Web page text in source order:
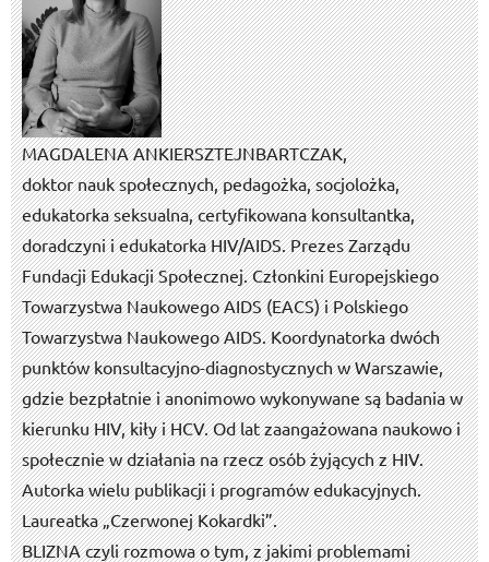
MAGDALENA ANKIERSZTEJN­BARTCZAK,
doktor nauk społecznych, pedagożka, socjolożka,
edukatorka seksualna, certyfikowana konsultantka,
doradczyni i edukatorka HIV/AIDS. Prezes Zarządu
Fundacji Edukacji Społecznej. Członkini Europejskiego
Towarzystwa Naukowego AIDS (EACS) i Polskiego
Towarzystwa Naukowego AIDS. Koordynatorka dwóch
punktów konsultacyjno-diagnostycznych w Warszawie,
gdzie bezpłatnie i anonimowo wykonywane są badania w
kierunku HIV, kiły i HCV. Od lat zaangażowana naukowo i
społecznie w działania na rzecz osób żyjących z HIV.
Autorka wielu publikacji i programów edukacyjnych.
Laureatka „Czerwonej Kokardki”.
BLIZNA czyli rozmowa o tym, z jakimi problemami